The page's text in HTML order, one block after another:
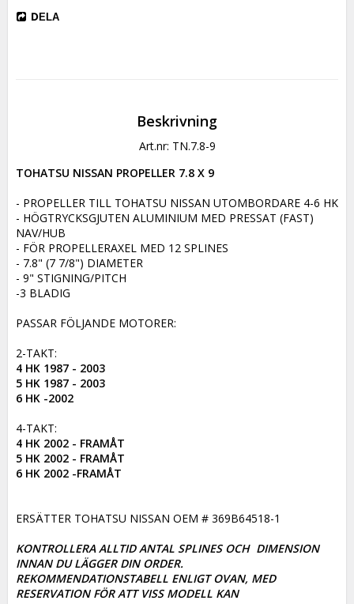
DELA
Beskrivning
Art.nr: TN.7.8-9
TOHATSU NISSAN PROPELLER 7.8 X 9
- PROPELLER TILL TOHATSU NISSAN UTOMBORDARE 4-6 HK
- HÖGTRYCKSGJUTEN ALUMINIUM MED PRESSAT (FAST)
NAV/HUB
- FÖR PROPELLERAXEL MED 12 SPLINES
- 7.8" (7 7/8") DIAMETER
- 9" STIGNING/PITCH
-3 BLADIG
PASSAR FÖLJANDE MOTORER:
4 HK 1987 - 2003
5 HK 1987 - 2003
6 HK -2002
4 HK 2002 - FRAMÅT
5 HK 2002 - FRAMÅT
6 HK 2002 -FRAMÅT
ERSÄTTER TOHATSU NISSAN OEM # 369B64518-1
KONTROLLERA ALLTID ANTAL SPLINES OCH  DIMENSION
INNAN DU LÄGGER DIN ORDER.
REKOMMENDATIONSTABELL ENLIGT OVAN, MED
RESERVATION FÖR ATT VISS MODELL KAN